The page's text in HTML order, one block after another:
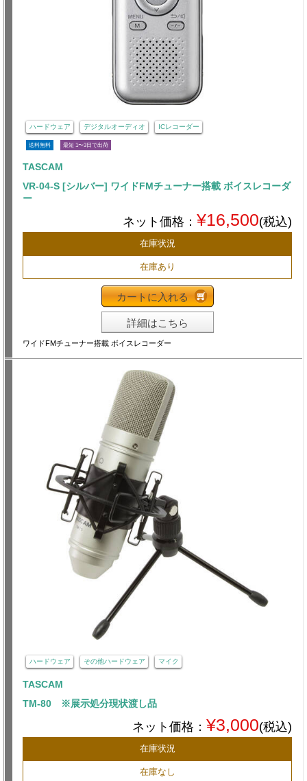
ハードウェア デジタルオーディオ ICレコーダー
送料無料 最短 1〜3日で出荷
TASCAM
VR-04-S [シルバー] ワイドFMチューナー搭載 ボイスレコーダ
ー
ネット価格： ¥16,500(税込)
在庫状況
在庫あり
カートに入れる
詳細はこちら
ワイドFMチューナー搭載 ボイスレコーダー
ハードウェア その他ハードウェア マイク
TASCAM
TM-80 ※展示処分現状渡し品
ネット価格： ¥3,000(税込)
在庫状況
在庫なし